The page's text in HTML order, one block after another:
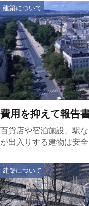
費用を抑えて報告
建築について
百貨店や宿泊施設、駅
が出入りする建物は安
建築について